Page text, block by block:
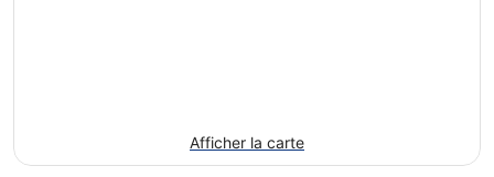
Afficher la carte